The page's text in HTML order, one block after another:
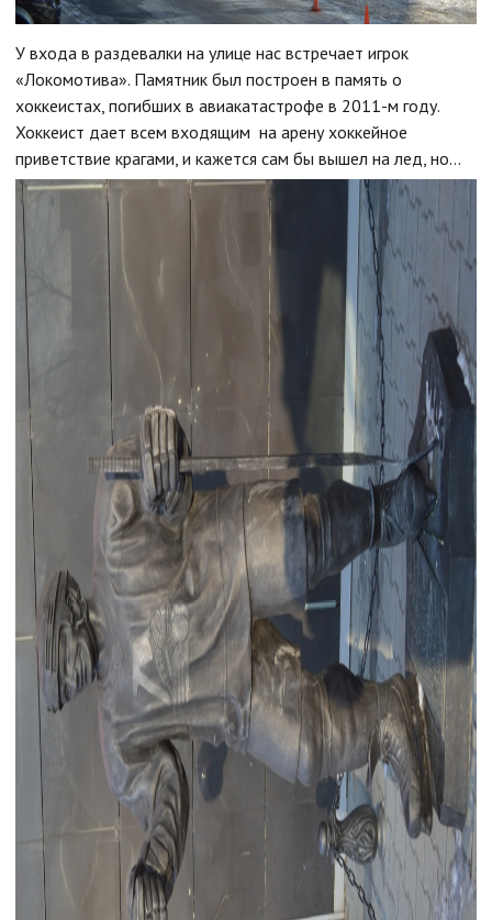
У входа в раздевалки на улице нас встречает игрок
«Локомотива». Памятник был построен в память о
хоккеистах, погибших в авиакатастрофе в 2011-м году.
Хоккеист дает всем входящим на арену хоккейное
приветствие крагами, и кажется сам бы вышел на лед, но…